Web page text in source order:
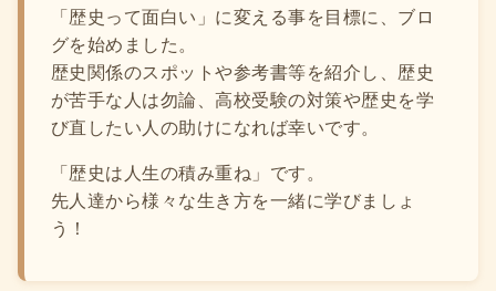
「歴史って面白い」に変える事を目標に、ブロ
グを始めました。
歴史関係のスポットや参考書等を紹介し、歴史
が苦手な人は勿論、高校受験の対策や歴史を学
び直したい人の助けになれば幸いです。
「歴史は人生の積み重ね」です。
先人達から様々な生き方を一緒に学びましょ
う！